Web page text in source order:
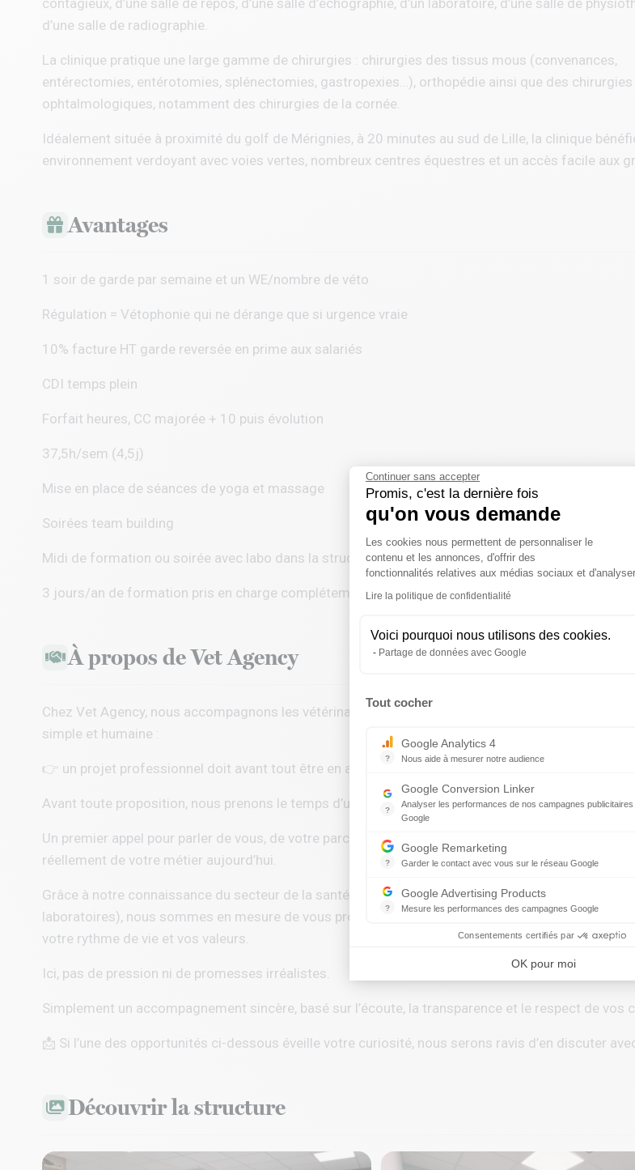
Continuer sans accepter
Promis, c'est la dernière fois
qu'on vous demande
Plateforme de Gestion du
Les cookies nous permettent de personnaliser le
contenu et les annonces, d'offrir des
fonctionnalités relatives aux médias sociaux et
Lire la politique de confidentialité
Voici pourquoi nous utilisons des cookies.
Partage de données avec Google
Tout cocher
?
Google Analytics 4
Nous aide à mesurer notre audience
?
Google Conversion Linker
Analyser les performances de nos campagnes
Google
?
Google Remarketing
Garder le contact avec vous sur le réseau Google
?
Google Advertising Products
Mesure les performances des campagnes Google
Consentements certifiés par
OK pour moi
contagieux, d’une salle de repos, d’une salle d’échographie, d’un laboratoire, d’une salle de
d’une salle de radiographie.
La clinique pratique une large gamme de chirurgies : chirurgies des tissus mous (convenances,
entérectomies, entérotomies, splénectomies, gastropexies…), orthopédie ainsi que des chirurgies
ophtalmologiques, notamment des chirurgies de la cornée.
Idéalement située à proximité du golf de Mérignies, à 20 minutes au sud de Lille, la clinique
environnement verdoyant avec voies vertes, nombreux centres équestres et un accès facile aux
Avantages
1 soir de garde par semaine et un WE/nombre de véto
Régulation = Vétophonie qui ne dérange que si urgence vraie
10% facture HT garde reversée en prime aux salariés
CDI temps plein
Forfait heures, CC majorée + 10 puis évolution
37,5h/sem (4,5j)
Mise en place de séances de yoga et massage
Soirées team building
Midi de formation ou soirée avec labo dans la structure
3 jours/an de formation pris en charge complétement par la structure
À propos de Vet Agency
Chez Vet Agency, nous accompagnons les vétérinaires et ASV en France et à l’international avec
simple et humaine :
👉 un projet professionnel doit avant tout être en accord avec la personne qui le porte.
Avant toute proposition, nous prenons le temps d’un échange confidentiel, gratuit et sans
Un premier appel pour parler de vous, de votre parcours, de votre quotidien, et de ce que vous
réellement de votre métier aujourd’hui.
Grâce à notre connaissance du secteur de la santé animale (cliniques indépendantes,
laboratoires), nous sommes en mesure de vous proposer des opportunités cohérentes avec vos
votre rythme de vie et vos valeurs.
Ici, pas de pression ni de promesses irréalistes.
Simplement un accompagnement sincère, basé sur l’écoute, la transparence et le respect de vos
📩 Si l’une des opportunités ci-dessous éveille votre curiosité, nous serons ravis d’en discuter
Découvrir la structure